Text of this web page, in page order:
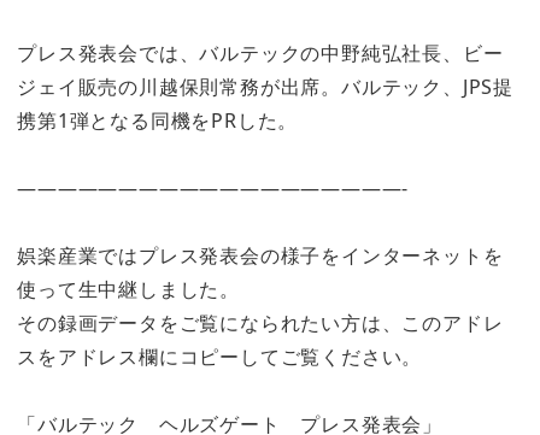
プレス発表会では、バルテックの中野純弘社長、ビー
ジェイ販売の川越保則常務が出席。バルテック、JPS提
携第1弾となる同機をPRした。
———————————————————-
娯楽産業ではプレス発表会の様子をインターネットを
使って生中継しました。
その録画データをご覧になられたい方は、このアドレ
スをアドレス欄にコピーしてご覧ください。
「バルテック ヘルズゲート プレス発表会」